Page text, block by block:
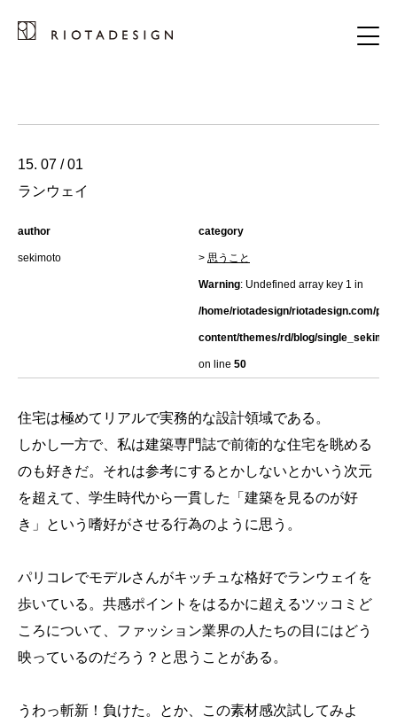
15. 07 / 01
ランウェイ
author
sekimoto
category
> 思うこと
Warning: Undefined array key 1 in
/home/riotadesign/riotadesign.com/
content/themes/rd/blog/
on line 50
住宅は極めてリアルで実務的な設計領域である。
しかし一方で、私は建築専門誌で前衛的な住宅を眺める
のも好きだ。それは参考にするとかしないとかいう次元
を超えて、学生時代から一貫した「建築を見るのが好
き」という嗜好がさせる行為のように思う。
パリコレでモデルさんがキッチュな格好でランウェイを
歩いている。共感ポイントをはるかに超えるツッコミど
ころについて、ファッション業界の人たちの目にはどう
映っているのだろう？と思うことがある。
うわっ斬新！負けた。とか、この素材感次試してみよ